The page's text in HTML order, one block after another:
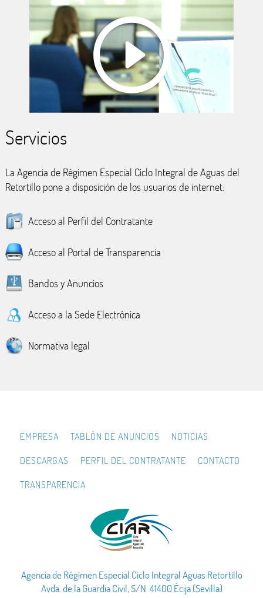
Servicios
La Agencia de Régimen Especial Ciclo Integral de Aguas del
Retortillo pone a disposición de los usuarios de internet:
Acceso al Perfil del Contratante
Acceso al Portal de Transparencia
Bandos y Anuncios
Acceso a la Sede Electrónica
Normativa legal
EMPRESA TABLÓN DE ANUNCIOS NOTICIAS
DESCARGAS PERFIL DEL CONTRATANTE CONTACTO
TRANSPARENCIA
Agencia de Régimen Especial Ciclo Integral Aguas Retortillo
Avda. de la Guardia Civil, S/N 41400 Écija (Sevilla)